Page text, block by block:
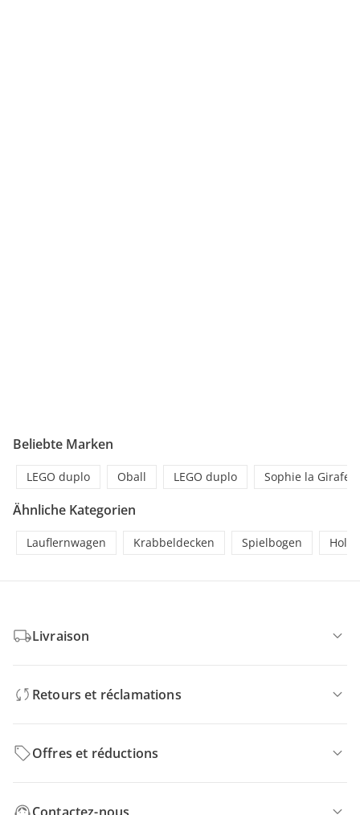
Beliebte Marken
LEGO duplo Oball LEGO duplo Sophie la Girafe
Ähnliche Kategorien
Lauflernwagen Krabbeldecken Spielbogen
Livraison
Retours et réclamations
Offres et réductions